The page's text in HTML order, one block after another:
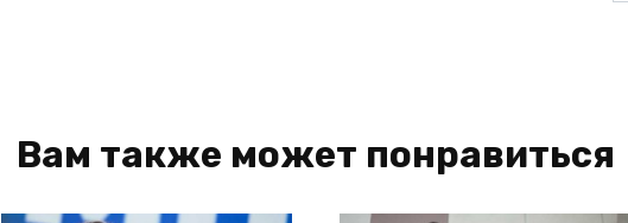
Вам также может понравиться